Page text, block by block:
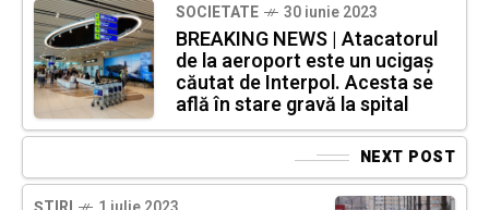
SOCIETATE 30 iunie 2023
BREAKING NEWS | Atacatorul
de la aeroport este un ucigaș
căutat de Interpol. Acesta se
află în stare gravă la spital
NEXT POST